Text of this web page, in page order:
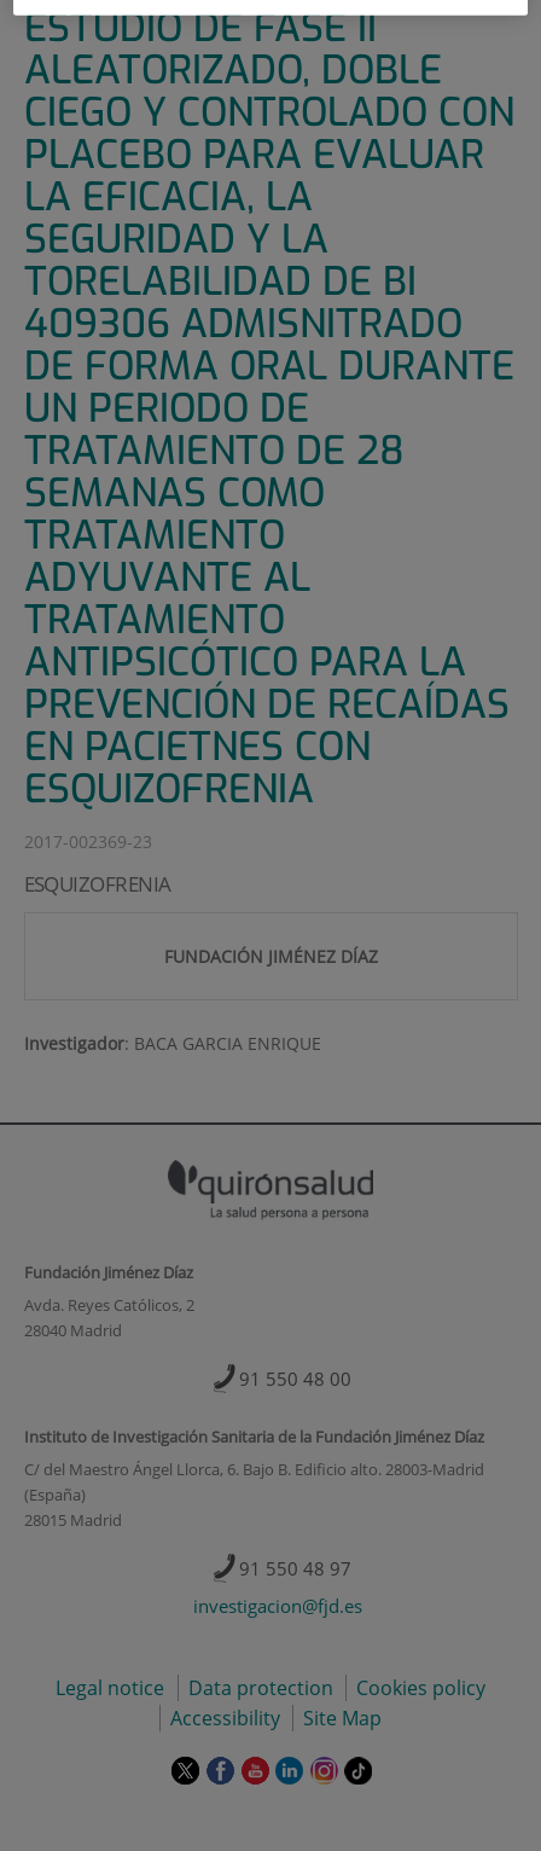
ESTUDIO DE FASE II
ALEATORIZADO, DOBLE
CIEGO Y CONTROLADO CON
PLACEBO PARA EVALUAR
LA EFICACIA, LA
SEGURIDAD Y LA
TORELABILIDAD DE BI
409306 ADMISNITRADO
DE FORMA ORAL DURANTE
UN PERIODO DE
TRATAMIENTO DE 28
SEMANAS COMO
TRATAMIENTO
ADYUVANTE AL
TRATAMIENTO
ANTIPSICÓTICO PARA LA
PREVENCIÓN DE RECAÍDAS
EN PACIETNES CON
ESQUIZOFRENIA
2017-002369-23
ESQUIZOFRENIA
FUNDACIÓN JIMÉNEZ DÍAZ
Investigador: BACA GARCIA ENRIQUE
Fundación Jiménez Díaz
Avda. Reyes Católicos, 2
28040 Madrid
91 550 48 00
Instituto de Investigación Sanitaria de la Fundación Jiménez Díaz
C/ del Maestro Ángel Llorca, 6. Bajo B. Edificio alto. 28003-Madrid
(España)
28015 Madrid
91 550 48 97
investigacion@fjd.es
Legal notice Data protection
Cookies policy
Accessibility
Site Map
This This This This This Link